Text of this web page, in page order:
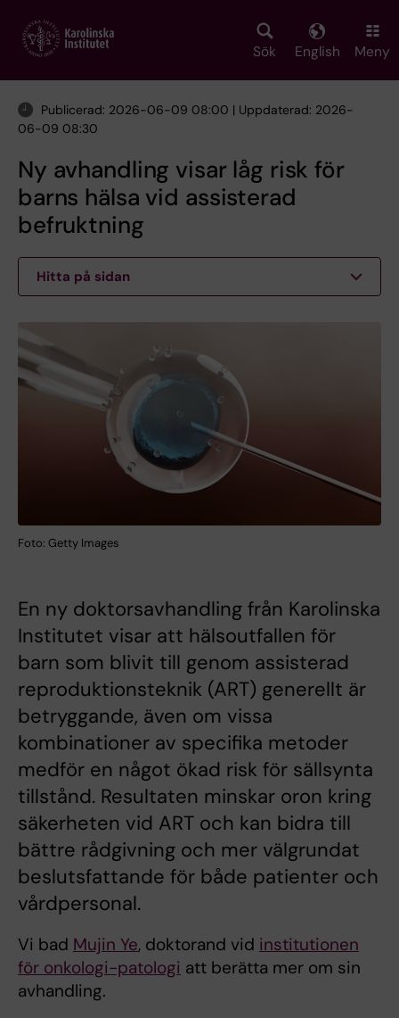
main
Sök English Meny
Publicerad: 2026-06-09 08:00 | Uppdaterad: 2026-
06-09 08:30
Ny avhandling visar låg risk för
barns hälsa vid assisterad
befruktning
Hitta på sidan
Foto: Getty Images
En ny doktorsavhandling från Karolinska
Institutet visar att hälsoutfallen för
barn som blivit till genom assisterad
reproduktionsteknik (ART) generellt är
betryggande, även om vissa
kombinationer av specifika metoder
medför en något ökad risk för sällsynta
tillstånd. Resultaten minskar oron kring
säkerheten vid ART och kan bidra till
bättre rådgivning och mer välgrundat
beslutsfattande för både patienter och
vårdpersonal.
Vi bad Mujin Ye, doktorand vid institutionen
för onkologi-patologi att berätta mer om sin
avhandling.